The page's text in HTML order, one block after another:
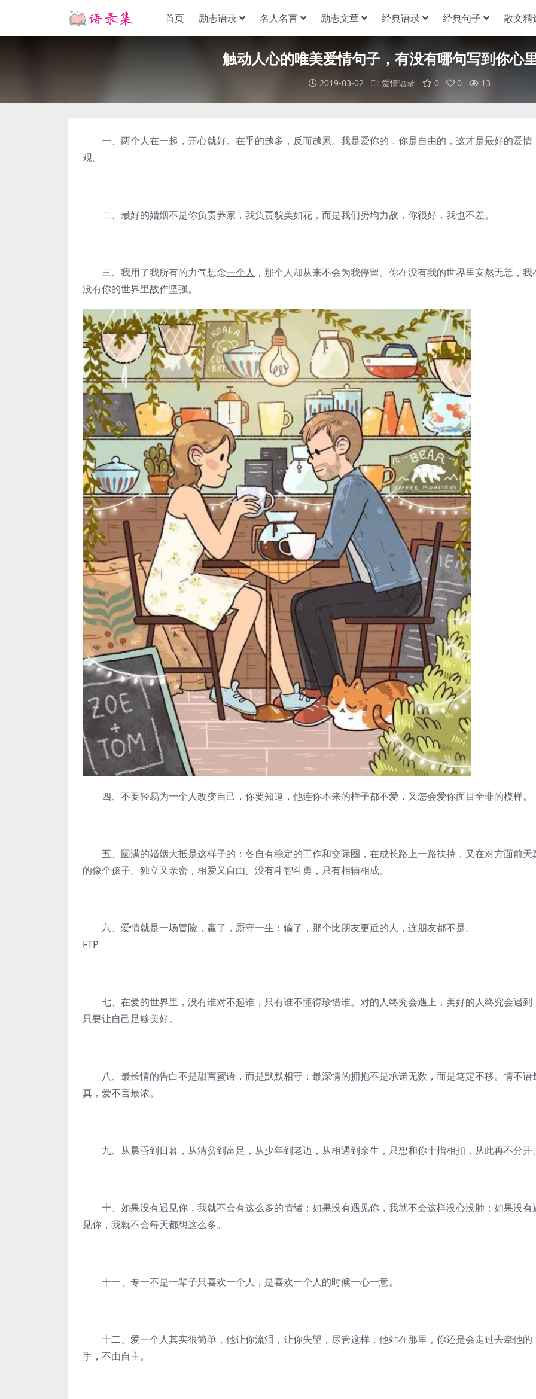
首页 励志语录 名人名言 励志文章 经典语录 经典句子 散文精
触动人心的唯美爱情句子，有没有哪句写到你心
2019-03-02 爱情语录 0 0 13
一、两个人在一起，开心就好。在乎的越多，反而越累。我是爱你的，你是自由的，这才是最好的爱情
观。
二、最好的婚姻不是你负责养家，我负责貌美如花，而是我们势均力敌，你很好，我也不差。
三、我用了我所有的力气想念一个人 ，那个人却从来不会为我停留。你在没有我的世界里安然无恙，我
没有你的世界里故作坚强。
四、不要轻易为一个人改变自己，你要知道，他连你本来的样子都不爱，又怎会爱你面目全非的模样。
五、圆满的婚姻大抵是这样子的：各自有稳定的工作和交际圈，在成长路上一路扶持，又在对方面前天
的像个孩子。独立又亲密，相爱又自由。没有斗智斗勇，只有相辅相成。
六、爱情就是一场冒险，赢了，厮守一生；输了，那个比朋友更近的人，连朋友都不是。
FTP
七、在爱的世界里，没有谁对不起谁，只有谁不懂得珍惜谁。对的人终究会遇上，美好的人终究会遇到
只要让自己足够美好。
八、最长情的告白不是甜言蜜语，而是默默相守；最深情的拥抱不是承诺无数，而是笃定不移。情不语
真，爱不言最浓。
九、从晨昏到日暮，从清贫到富足，从少年到老迈，从相遇到余生，只想和你十指相扣，从此再不分开
十、如果没有遇见你，我就不会有这么多的情绪；如果没有遇见你，我就不会这样没心没肺；如果没有
见你，我就不会每天都想这么多。
十一、专一不是一辈子只喜欢一个人，是喜欢一个人的时候一心一意。
十二、爱一个人其实很简单，他让你流泪，让你失望，尽管这样，他站在那里，你还是会走过去牵他的
手，不由自主。